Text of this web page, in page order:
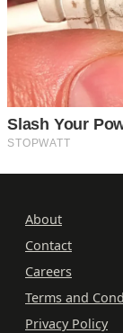
About
Contact
Careers
Terms and
Privacy Policy